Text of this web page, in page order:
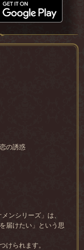
の誘惑
ンシリーズ」は、
届けたい」という思
けられます。